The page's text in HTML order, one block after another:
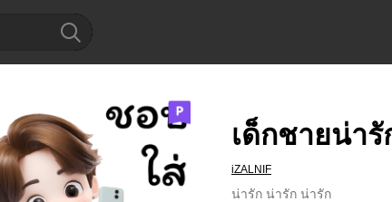
เด็กชายน่ารั
iZALNIF
น่ารัก น่ารัก น่ารัก